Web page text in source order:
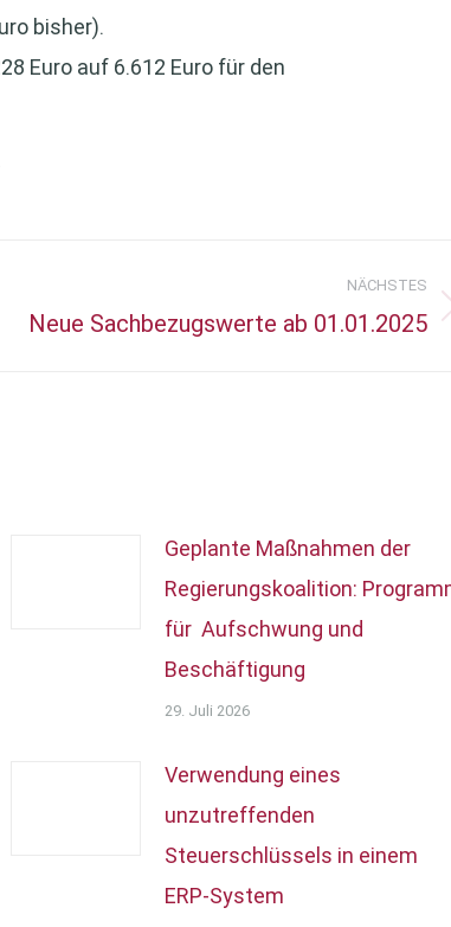
bisher).
Euro auf 6.612 Euro für den
NÄCHSTES
Nächster
Neue Sachbezugswerte ab 01.01.2025
Geplante Maßnahmen der
Regierungskoalition:
für Aufschwung und
Beschäftigung
29. Juli 2026
Verwendung eines
unzutreffenden
Steuerschlüssels in einem
ERP-System